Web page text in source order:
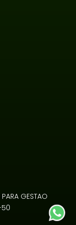
GESTAO
50